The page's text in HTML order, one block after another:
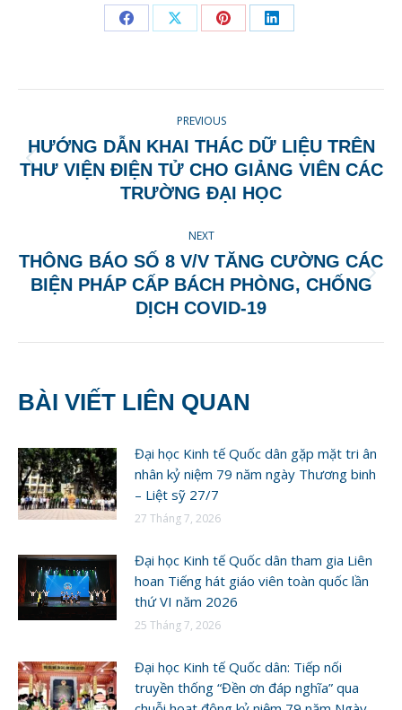
Share Share Share Share
NAVIGATION
PREVIOUS
Previous
post:
HƯỚNG DẪN KHAI THÁC DỮ LIỆU TRÊN
THƯ VIỆN ĐIỆN TỬ CHO GIẢNG VIÊN CÁC
TRƯỜNG ĐẠI HỌC
NEXT
Next
post:
THÔNG BÁO SỐ 8 V/V TĂNG CƯỜNG CÁC
BIỆN PHÁP CẤP BÁCH PHÒNG, CHỐNG
DỊCH COVID-19
BÀI VIẾT LIÊN QUAN
Đại học Kinh tế Quốc dân gặp mặt tri ân
nhân kỷ niệm 79 năm ngày Thương binh
– Liệt sỹ 27/7
27 Tháng 7, 2026
Đại học Kinh tế Quốc dân tham gia Liên
hoan Tiếng hát giáo viên toàn quốc lần
thứ VI năm 2026
25 Tháng 7, 2026
Đại học Kinh tế Quốc dân: Tiếp nối
truyền thống “Đền ơn đáp nghĩa” qua